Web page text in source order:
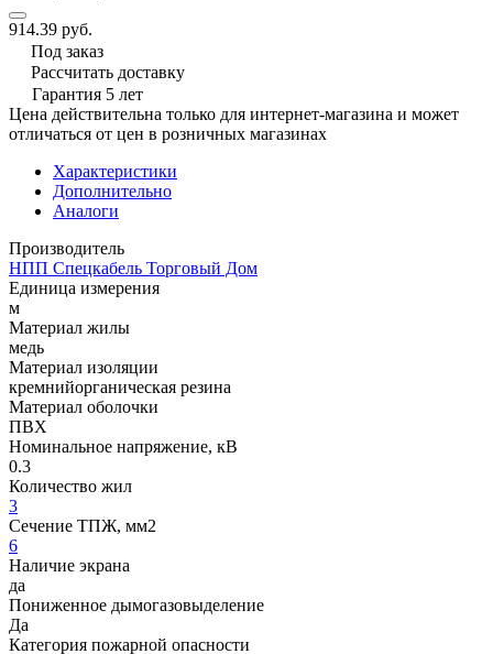
914.39 руб.
Под заказ
Рассчитать доставку
Гарантия 5 лет
Цена действительна только для интернет-магазина и может
отличаться от цен в розничных магазинах
Характеристики
Дополнительно
Аналоги
Производитель
НПП Спецкабель Торговый Дом
Единица измерения
м
Материал жилы
медь
Материал изоляции
кремнийорганическая резина
Материал оболочки
ПВХ
Номинальное напряжение, кВ
0.3
Количество жил
3
Сечение ТПЖ, мм2
6
Наличие экрана
да
Пониженное дымогазовыделение
Да
Категория пожарной опасности